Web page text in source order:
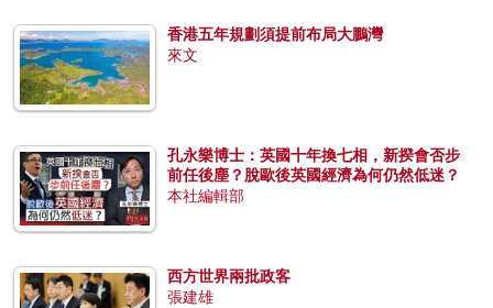
香港五年規劃須提前布局大鵬灣
來文
孔永樂博士：英國十年換七相，新揆會否步
前任後塵？脫歐後英國經濟為何仍然低迷？
本社編輯部
西方世界兩批政客
張建雄